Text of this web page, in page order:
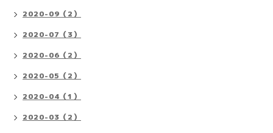
2020-09（2）
2020-07（3）
2020-06（2）
2020-05（2）
2020-04（1）
2020-03（2）